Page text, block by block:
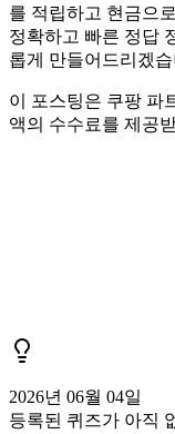
를 적립하고 현금으
정확하고 빠른 정답
롭게 만들어드리겠
이 포스팅은 쿠팡 파
액의 수수료를 제공
2026년 06월 04일
등록된 퀴즈가 아직